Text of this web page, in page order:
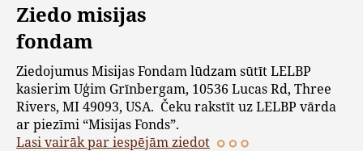
Ziedo misijas
fondam
Ziedojumus Misijas Fondam lūdzam sūtīt LELBP
kasierim Uģim Grīnbergam, 10536 Lucas Rd, Three
Rivers, MI 49093, USA. Čeku rakstīt uz LELBP vārda
ar piezīmi “Misijas Fonds”.
Lasi vairāk par iespējām ziedot